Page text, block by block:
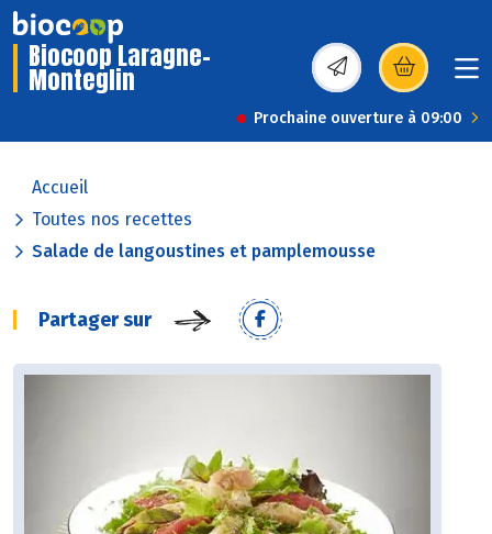
Biocoop Laragne-
Monteglin (s’ouvre dans une
Prochaine ouverture à 09:00
Accueil
Toutes nos recettes
Salade de langoustines et pamplemousse
Partager sur